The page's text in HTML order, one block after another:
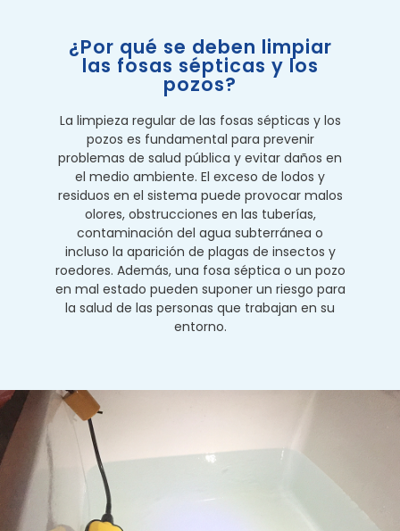
¿Por qué se deben limpiar
las fosas sépticas y los
pozos?
La limpieza regular de las fosas sépticas y los
pozos es fundamental para prevenir
problemas de salud pública y evitar daños en
el medio ambiente. El exceso de lodos y
residuos en el sistema puede provocar malos
olores, obstrucciones en las tuberías,
contaminación del agua subterránea o
incluso la aparición de plagas de insectos y
roedores. Además, una fosa séptica o un pozo
en mal estado pueden suponer un riesgo para
la salud de las personas que trabajan en su
entorno.